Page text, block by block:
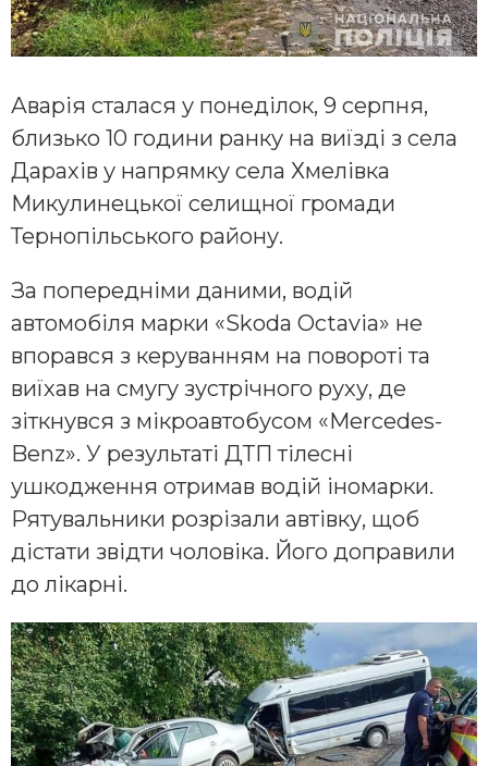
Аварія сталася у понеділок, 9 серпня,
близько 10 години ранку на виїзді з села
Дарахів у напрямку села Хмелівка
Микулинецької селищної громади
Тернопільського району.
За попередніми даними, водій
автомобіля марки «Skoda Octavia» не
впорався з керуванням на повороті та
виїхав на смугу зустрічного руху, де
зіткнувся з мікроавтобусом «Mercedes-
Benz». У результаті ДТП тілесні
ушкодження отримав водій іномарки.
Рятувальники розрізали автівку, щоб
дістати звідти чоловіка. Його доправили
до лікарні.